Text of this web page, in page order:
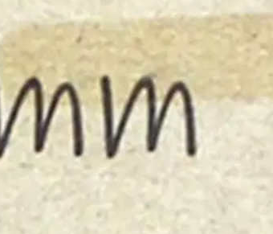
pehmeän tasaisesti. Puikkojen muotoiltu pää
Puikon pään ja kaapelin yhdistymiskohta on
Pehmeästi liukuvilla ja kauniin kirjavilla